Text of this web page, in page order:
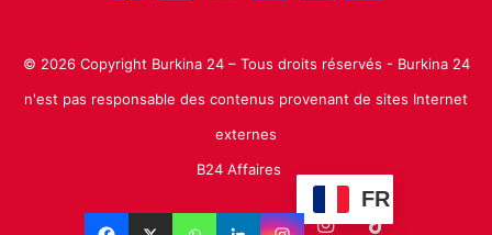
© 2026 Copyright Burkina 24 – Tous droits réservés - Burkina 24
n'est pas responsable des contenus provenant de sites Internet
externes
B24 Affaires
FR
Facebook LinkedinYouTubeInstagram
TikTok